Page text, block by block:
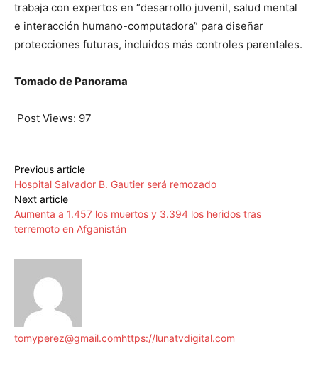
trabaja con expertos en “desarrollo juvenil, salud mental
e interacción humano-computadora” para diseñar
protecciones futuras, incluidos más controles parentales.
Tomado de Panorama
Post Views: 97
Previous article
Hospital Salvador B. Gautier será remozado
Next article
Aumenta a 1.457 los muertos y 3.394 los heridos tras
terremoto en Afganistán
tomyperez@gmail.comhttps://lunatvdigital.com